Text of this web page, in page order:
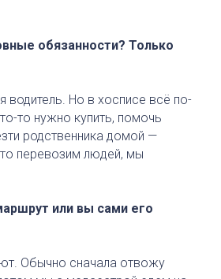
обязанности? Только
Но в хосписе всё по-
то нужно купить, помочь
родственника домой —
перевозим людей, мы
или вы сами его
Обычно сначала отвожу